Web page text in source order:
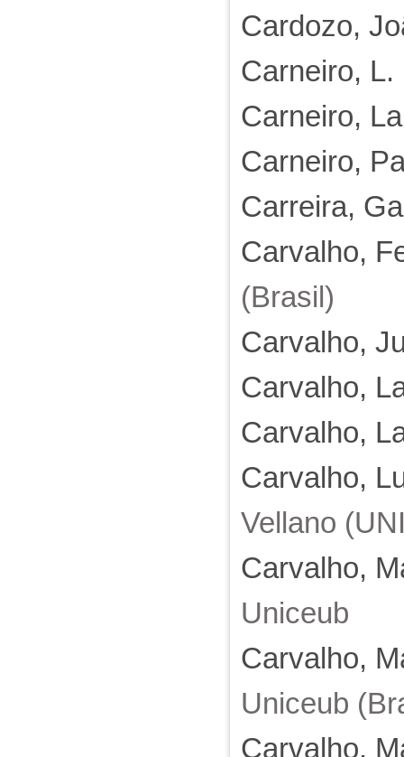
Cardozo,
Carneiro, L.
Carneiro,
Carneiro,
Carreira,
Carvalho,
(Brasil)
Carvalho,
Carvalho,
Carvalho,
Carvalho,
Vellano
Carvalho,
Uniceub
Carvalho,
Uniceub
Carvalho,